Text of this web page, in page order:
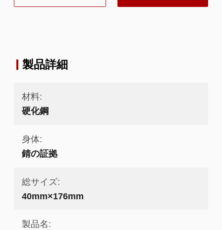
製品詳細
材料:
硬化鋼
身体:
錆の証拠
総サイズ:
40mm×176mm
製品名: